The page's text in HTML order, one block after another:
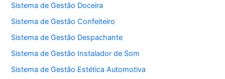
Sistema de Gestão Doceira
Sistema de Gestão Confeiteiro
Sistema de Gestão Despachante
Sistema de Gestão Instalador de Som
Sistema de Gestão Estética Automotiva